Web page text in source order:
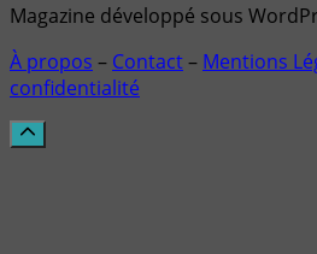
Magazine développé sous
À propos – Contact– Mentions
confidentialité